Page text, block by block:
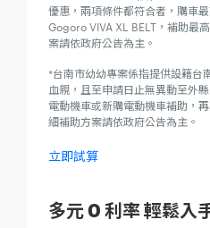
優惠，兩項條件都符合者，購車
Gogoro VIVA XL BELT，補助最
案請依政府公告為主。
*台南市幼幼專案係指提供設籍台
血親，且至申請日止無異動至外
電動機車或新購電動機車補助，
細補助方案請依政府公告為主。
立即試算
多元 0 利率 輕鬆入